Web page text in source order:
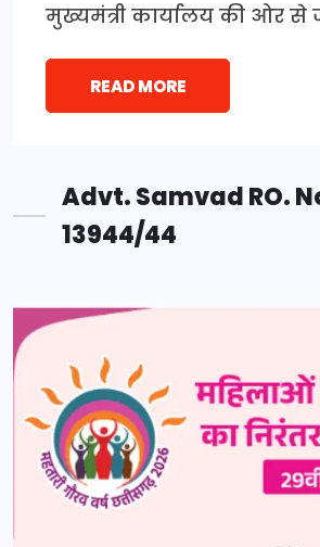
मुख्यमंत्री कार्यालय की ओर से
READ MORE
Advt. Samvad RO.
13944/44